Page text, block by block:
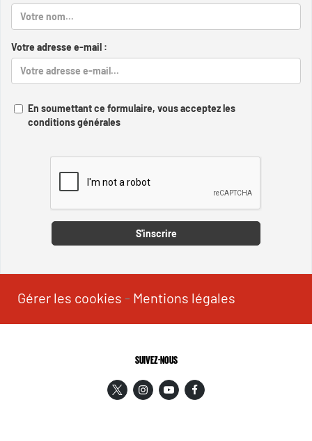
Votre adresse e-mail :
En soumettant ce formulaire, vous acceptez les
conditions générales
S'inscrire
Gérer les cookies - Mentions légales
SUIVEZ-NOUS